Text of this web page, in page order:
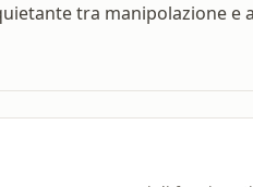
tra manipolazione e